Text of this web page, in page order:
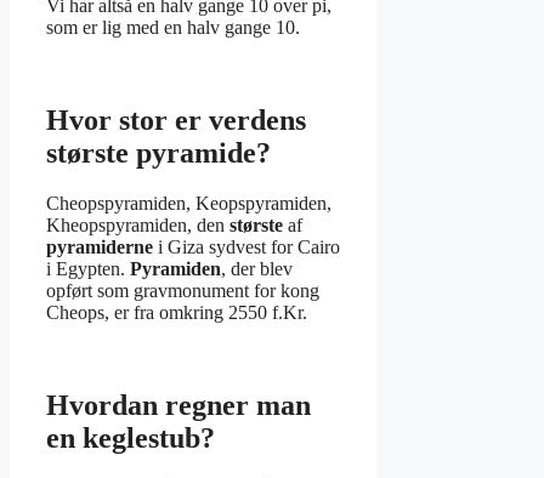
Vi har altså en halv gange 10 over pi,
som er lig med en halv gange 10.
Hvor stor er verdens
største pyramide?
Cheopspyramiden, Keopspyramiden,
Kheopspyramiden, den største af
pyramiderne i Giza sydvest for Cairo
i Egypten. Pyramiden, der blev
opført som gravmonument for kong
Cheops, er fra omkring 2550 f.Kr.
Hvordan regner man
en keglestub?